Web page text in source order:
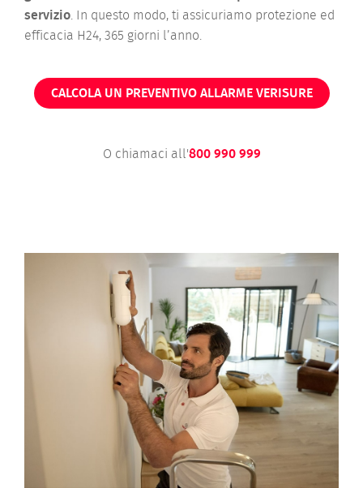
servizio . In questo modo, ti assicuriamo protezione ed
efficacia H24, 365 giorni l’anno.
CALCOLA UN PREVENTIVO ALLARME VERISURE
O chiamaci all'800 990 999